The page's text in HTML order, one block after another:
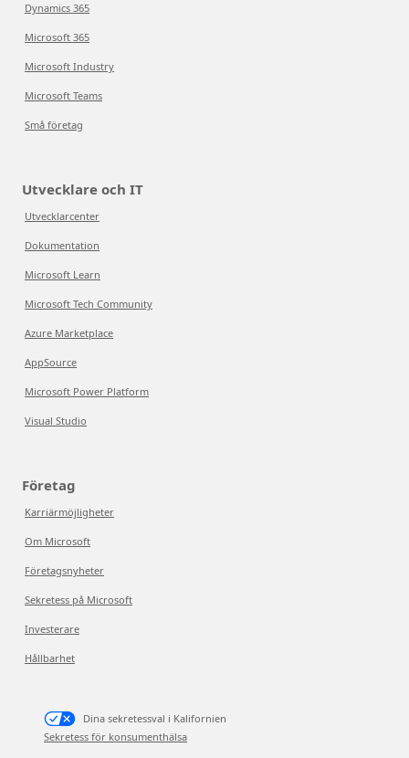
Dynamics 365
Microsoft 365
Microsoft Industry
Microsoft Teams
Små företag
Utvecklare och IT
Utvecklarcenter
Dokumentation
Microsoft Learn
Microsoft Tech Community
Azure Marketplace
AppSource
Microsoft Power Platform
Visual Studio
Företag
Karriärmöjligheter
Om Microsoft
Företagsnyheter
Sekretess på Microsoft
Investerare
Hållbarhet
Dina sekretessval i Kalifornien
Sekretess för konsumenthälsa